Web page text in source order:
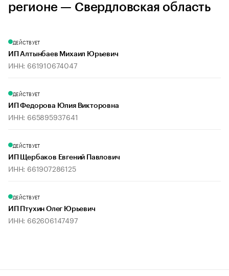
регионе — Свердловская область
ДЕЙСТВУЕТ
ИП Алтынбаев Михаил Юрьевич
ИНН: 661910674047
ДЕЙСТВУЕТ
ИП Федорова Юлия Викторовна
ИНН: 665895937641
ДЕЙСТВУЕТ
ИП Щербаков Евгений Павлович
ИНН: 661907286125
ДЕЙСТВУЕТ
ИП Птухин Олег Юрьевич
ИНН: 662606147497